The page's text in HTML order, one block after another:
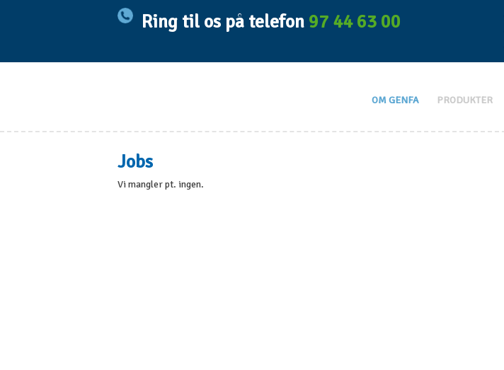
​ Ring til os p​å telefon 97 44 63 00
OM GENFA PRODUKTER
Jobs​
Vi mangler pt. ingen.​